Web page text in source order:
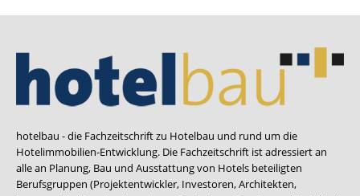
hotelbau - die Fachzeitschrift zu Hotelbau und rund um die
Hotelimmobilien-Entwicklung. Die Fachzeitschrift ist adressiert an
alle an Planung, Bau und Ausstattung von Hotels beteiligten
Berufsgruppen (Projektentwickler, Investoren, Architekten,